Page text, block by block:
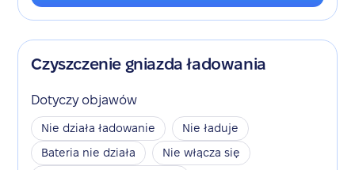
Czyszczenie gniazda ładowania
Dotyczy objawów
Nie działa ładowanie
Nie ładuje
Bateria nie działa
Nie włącza się